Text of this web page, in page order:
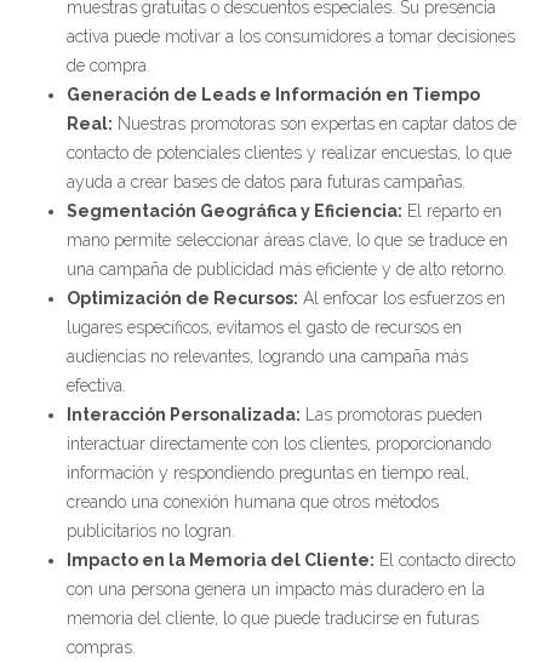
muestras gratuitas o descuentos especiales. Su presencia
activa puede motivar a los consumidores a tomar decisiones
de compra.
Generación de Leads e Información en Tiempo
Real: Nuestras promotoras son expertas en captar datos de
contacto de potenciales clientes y realizar encuestas, lo que
ayuda a crear bases de datos para futuras campañas.
Segmentación Geográfica y Eficiencia: El reparto en
mano permite seleccionar áreas clave, lo que se traduce en
una campaña de publicidad más eficiente y de alto retorno.
Optimización de Recursos: Al enfocar los esfuerzos en
lugares específicos, evitamos el gasto de recursos en
audiencias no relevantes, logrando una campaña más
efectiva.
Interacción Personalizada: Las promotoras pueden
interactuar directamente con los clientes, proporcionando
información y respondiendo preguntas en tiempo real,
creando una conexión humana que otros métodos
publicitarios no logran.
Impacto en la Memoria del Cliente: El contacto directo
con una persona genera un impacto más duradero en la
memoria del cliente, lo que puede traducirse en futuras
compras.